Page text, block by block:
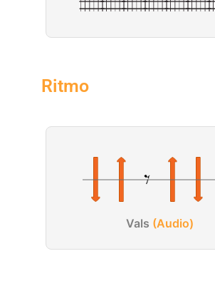
Ritmo
Vals (Audio)